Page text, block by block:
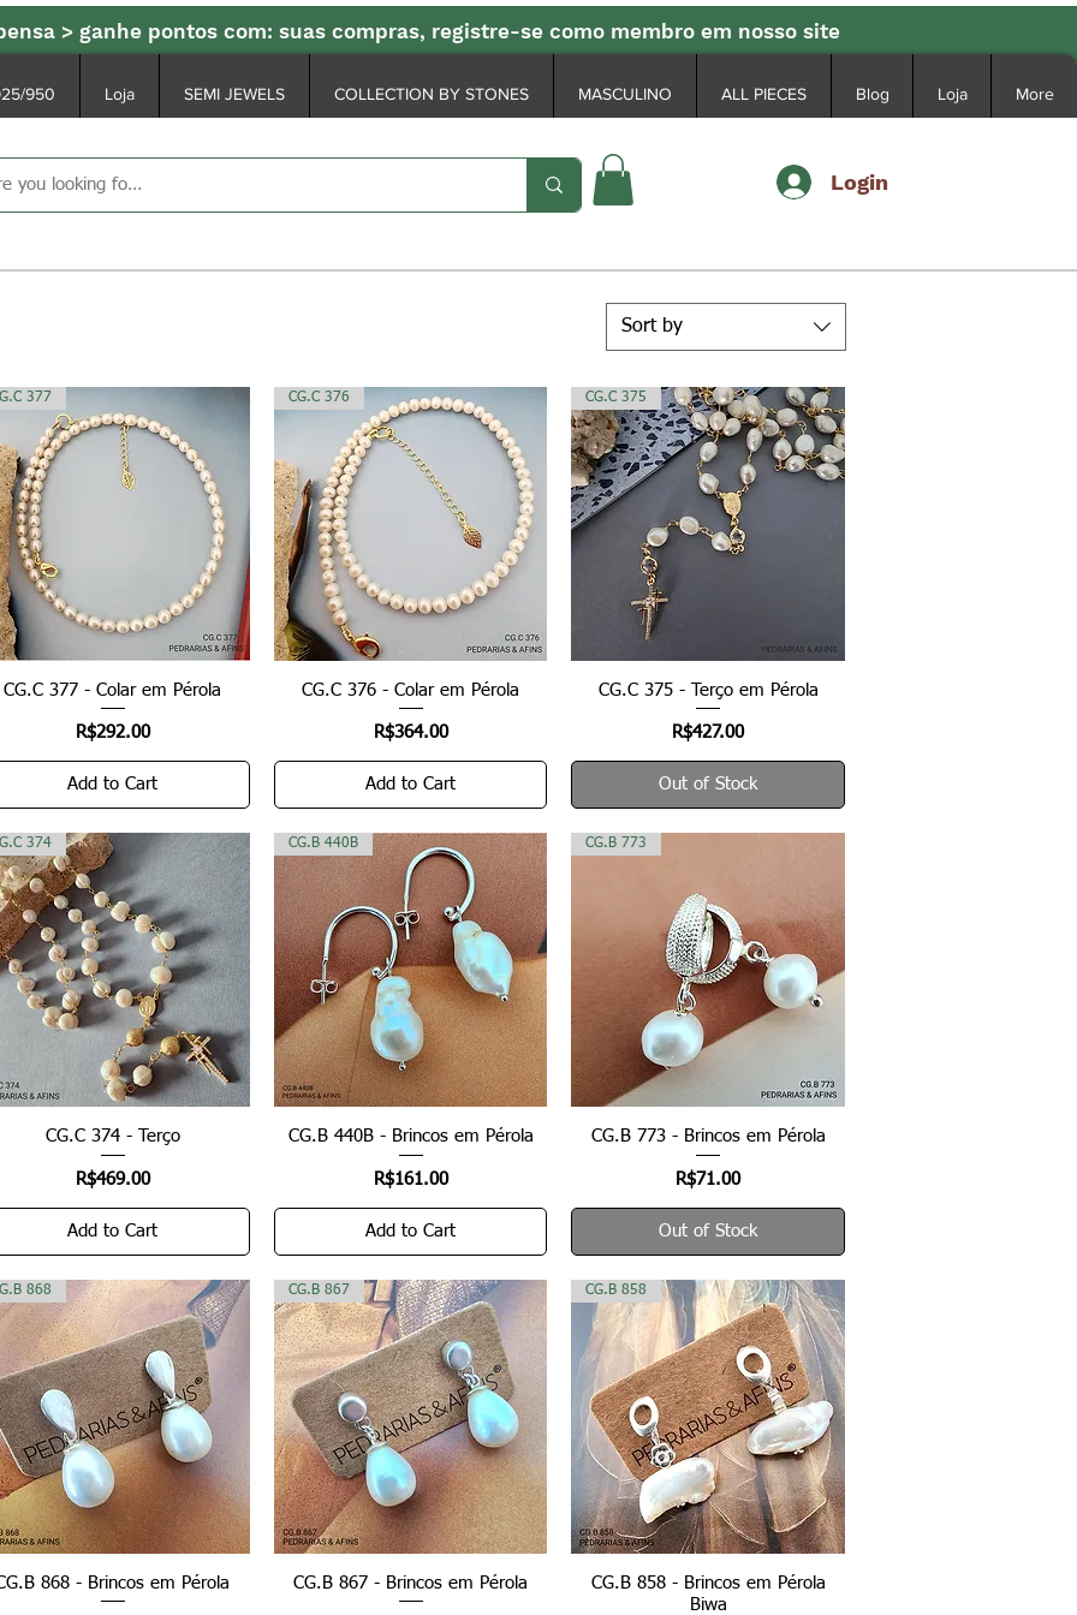
> ganhe pontos com: suas compras, registre-se como membro em nosso site
950 Loja SEMI JEWELS COLLECTION BY STONES MASCULINO ALL PIECES Blog Loja More
Login
Sort by
Quick View
377
CG.C 377 - Colar em Pérola
Price
R$292.00
Add to Cart
Quick View
CG.C 376
CG.C 376 - Colar em Pérola
Price
R$364.00
Add to Cart
Quick View
CG.C 375
CG.C 375 - Terço em Pérola
Price
R$427.00
Out of Stock
Quick View
374
CG.C 374 - Terço
Price
R$469.00
Add to Cart
Quick View
CG.B 440B
CG.B 440B - Brincos em Pérola
Price
R$161.00
Add to Cart
Quick View
CG.B 773
CG.B 773 - Brincos em Pérola
Price
R$71.00
Out of Stock
Quick View
868
868 - Brincos em Pérola Quick View
CG.B 867
CG.B 867 - Brincos em Pérola Quick View
CG.B 858
CG.B 858 - Brincos em Pérola
Biwa